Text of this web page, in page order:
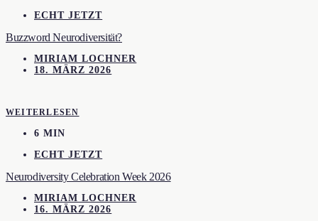
ECHT JETZT
Buzzword Neurodiversität?
MIRIAM LOCHNER
18. MÄRZ 2026
WEITERLESEN
6 MIN
ECHT JETZT
Neurodiversity Celebration Week 2026
MIRIAM LOCHNER
16. MÄRZ 2026